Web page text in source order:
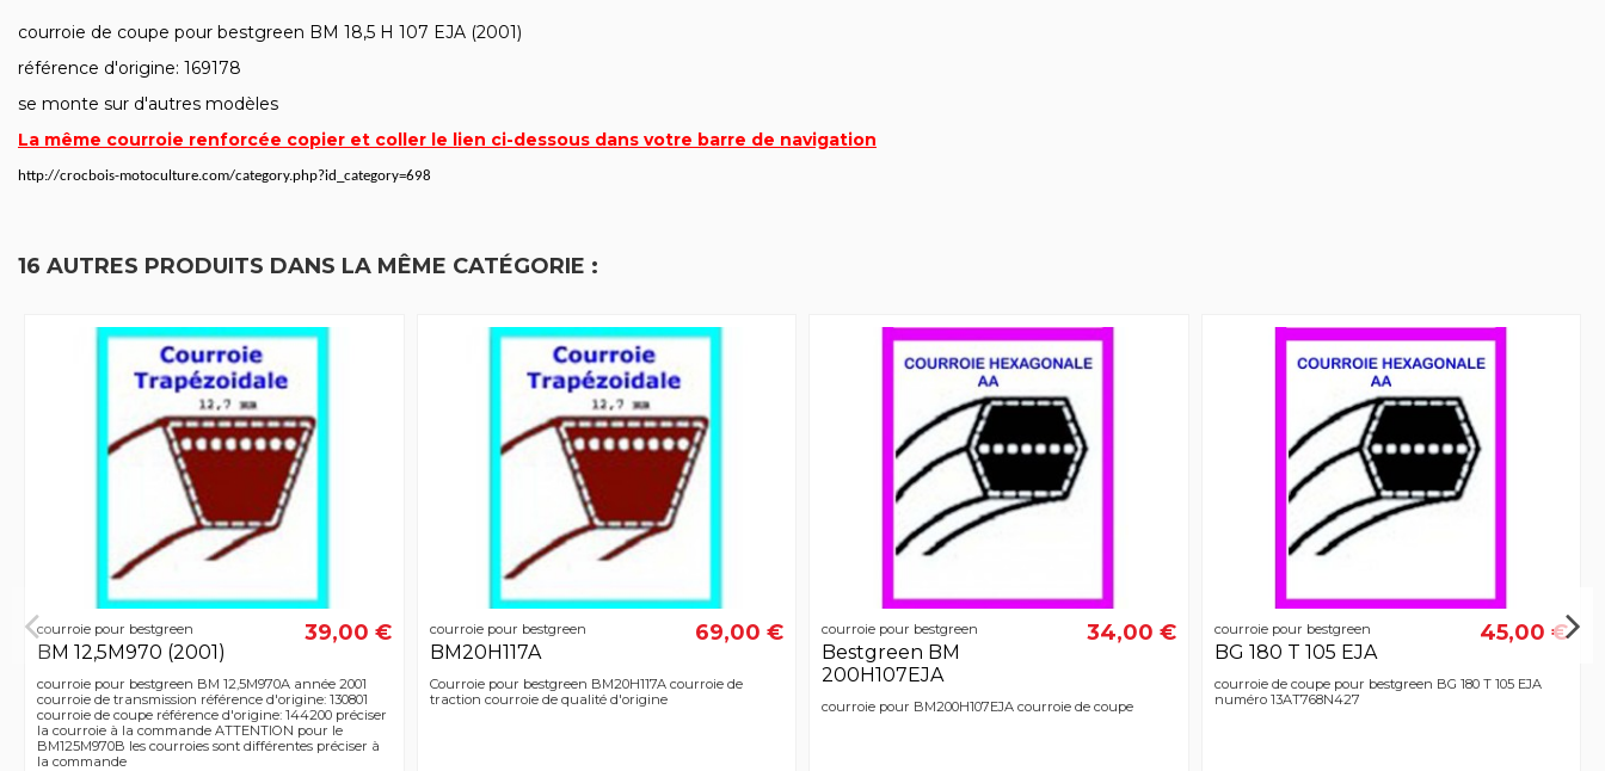
courroie de coupe pour bestgreen BM 18,5 H 107 EJA (2001)
référence d'origine: 169178
se monte sur d'autres modèles
La même courroie renforcée copier et coller le lien ci-dessous dans votre barre de navigation
http://crocbois-motoculture.com/category.php?id_category=698
16 AUTRES PRODUITS DANS LA MÊME CATÉGORIE :
courroie pour bestgreen
BM 12,5M970 (2001)
39,00 €
courroie pour bestgreen BM 12,5M970A année 2001
courroie de transmission référence d'origine: 130801
courroie de coupe référence d'origine: 144200 préciser
la courroie à la commande ATTENTION pour le
BM125M970B les courroies sont différentes préciser à
la commande
courroie pour bestgreen
BM20H117A
69,00 €
Courroie pour bestgreen BM20H117A courroie de
traction courroie de qualité d'origine
courroie pour bestgreen
Bestgreen BM
200H107EJA
34,00 €
courroie pour BM200H107EJA courroie de coupe
courroie pour bestgreen
BG 180 T 105 EJA
45,00 €
courroie de coupe pour bestgreen BG 180 T 105 EJA
numéro 13AT768N427